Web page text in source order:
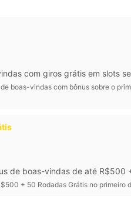
com giros grátis em slots
boas-vindas com bônus sobre o
de boas-vindas de até
+ 50 Rodadas Grátis no primeiro